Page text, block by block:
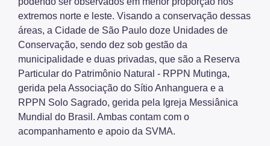
Comitê do Clima
Inventário de GEE
Plano de Ação Climática
Planos
Mata Atlântica
extremos norte e leste. Visando a conservação dessas
áreas, a Cidade de São Paulo doze Unidades de
Conservação, sendo dez sob gestão da
municipalidade e duas privadas, que são a Reserva
Particular do Patrimônio Natural - RPPN Mutinga,
gerida pela Associação do Sítio Anhanguera e a
RPPN Solo Sagrado, gerida pela Igreja Messiânica
Mundial do Brasil. Ambas contam com o
acompanhamento e apoio da SVMA.